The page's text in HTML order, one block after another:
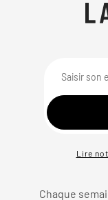
Lire
Chaque